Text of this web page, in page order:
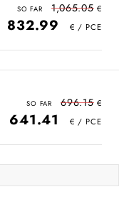
1,065.05
832.99
696.15
641.41